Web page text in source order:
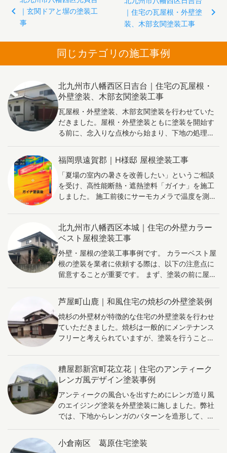
ビ
ー
ョ
ン
｜玄関ドアと塀の塗装工
事
｜住宅の瓦屋根・外壁塗
装、木部玄関塗装工事
同じカテゴリの施工事例
北九州市八幡西区日吉台｜住宅の瓦屋根・
外壁塗装、木部玄関塗装工事
瓦屋根・外壁塗装、木部玄関塗装を行わせていた
だきました。屋根・外壁塗装ともに塗装を開始す
る前に、念入りな点検から始まり、下地の処理を
所が見つかった場合は、劣化の程度を見極めてシ
ーリング材を選定しシーリングにより壁面・瓦を
穴埋めします。外壁塗装工事は、美観を整えるの
みならず、住宅の強度を高める目的もございま
す。長く大切に住み続けるために定期的な外壁塗
福岡県遠賀郡｜H様邸 屋根塗装工事
「夏場の室内の暑さを改善したい」というご相談
を受け、高性能断熱・遮熱塗料「ガイナ」を施工
しました。 施工前後にサーモカメラで温度を測定
れた遮熱・断熱性能を確認することができまし
た。 弊社はガイナ認定施工店として、専門知識と
確かな技術をもとに、下地処理から仕上げまで丁
寧に施工しています。 暑さのお悩みに寄り添い、
快適で安心できる住環境づくりをサポートいたし
ます。
北九州市八幡西区本城｜住宅の外壁カラー
ベスト屋根塗装工事
外壁・屋根の塗装工事事例です。 カラーベスト屋
根の塗装を業者に依頼する際は、以下の注意点に
留意することが重要です。 まず、塗装の前に屋根
す。業者は、高圧洗浄機やブラシなどを用いて、
汚れやコケを除去し、傷やひび割れを修復する作
業を行います。また、傷や汚れがある場合は、修
復作業とともに補修材を用いて補修することが必
要です。 次に、塗装に適した素材や塗料を選定す
とが必要です。また、塗装する前に、塗料や塗り
方について業者との打ち合わせを行い、納得のい
く仕上がりを目指すことが大切です。 最後に、塗
装作業を安全に行うことが重要です。高所での作
業を伴うため、事故やトラブルを防ぐために、業
きる業者を選択することが大切です。
芦屋町山鹿｜和風住宅の焼杉の外壁塗装例
焼杉の外壁材が特徴的な住宅の外壁塗装を行わせ
ていただきました。焼杉は一般的にメンテナンス
フリーと考えられていますが、塗装を行うこと
と思いますが、木材である以上、水の浸水は起き
てしまいます。そのため、焼杉材を専用の塗料で
塗装することで、美観を蘇らせ耐水性の高いもの
にすることが可能です。
糟屋郡新宮町花立花｜住宅のアンティーク
レンガ風デザイン塗装事例
アンティークの風合いを出すためにレンガ造り風
のエイジング塗装を外壁塗装に施しました。弊社
では、下地からレンガのパターンを造形して、塗
行っています。ヨーロッパ風のガーディングやア
メリカンビンテージとの相性がよくアクセントに
小倉南区 葛原住宅塗装